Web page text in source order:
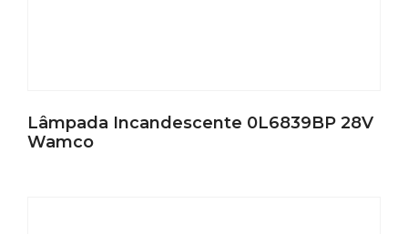
Lâmpada Incandescente 0L6839BP 28V
Wamco